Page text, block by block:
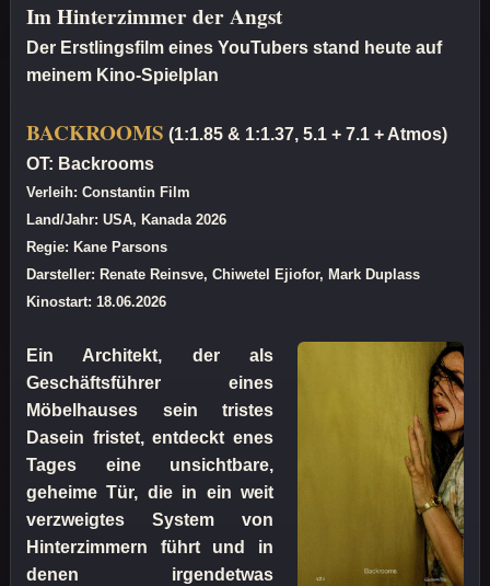
Im Hinterzimmer der Angst
Der Erstlingsfilm eines YouTubers stand heute auf
meinem Kino-Spielplan
BACKROOMS (1:1.85 & 1:1.37, 5.1 + 7.1 + Atmos)
OT: Backrooms
Verleih: Constantin Film
Land/Jahr: USA, Kanada 2026
Regie: Kane Parsons
Darsteller: Renate Reinsve, Chiwetel Ejiofor, Mark Duplass
Kinostart: 18.06.2026
Ein Architekt, der als
Geschäftsführer eines
Möbelhauses sein tristes
Dasein fristet, entdeckt enes
Tages eine unsichtbare,
geheime Tür, die in ein weit
verzweigtes System von
Hinterzimmern führt und in
denen irgendetwas